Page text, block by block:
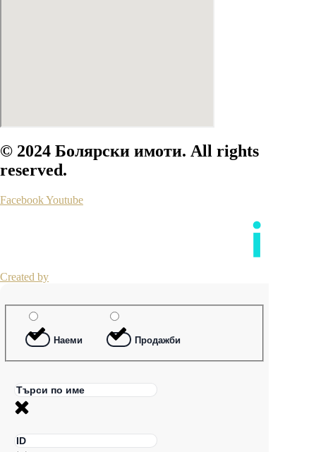
© 2024 Болярски имоти. All rights
reserved.
FacebookYoutube
Created by
Наеми Продажби